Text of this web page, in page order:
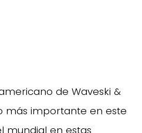
de Waveski &
más importante en este
mundial en estas